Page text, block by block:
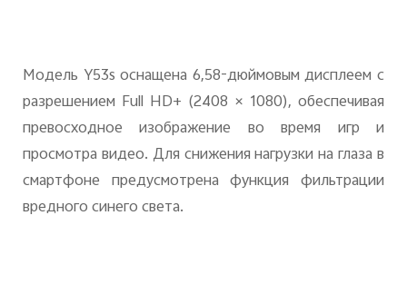
Модель Y53s оснащена 6,58-дюймовым дисплеем с
разрешением Full HD+ (2408 × 1080), обеспечивая
превосходное изображение во время игр и
просмотра видео. Для снижения нагрузки на глаза в
смартфоне предусмотрена функция фильтрации
вредного синего света.